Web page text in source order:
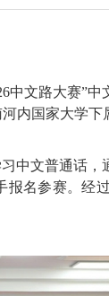
文路大赛”中
内国家大学
文普通话，
名参赛。经